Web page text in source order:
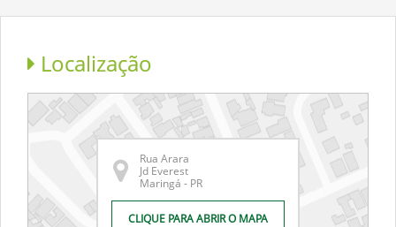
Localização
Rua Arara
Jd Everest
Maringá - PR
CLIQUE PARA ABRIR O MAPA